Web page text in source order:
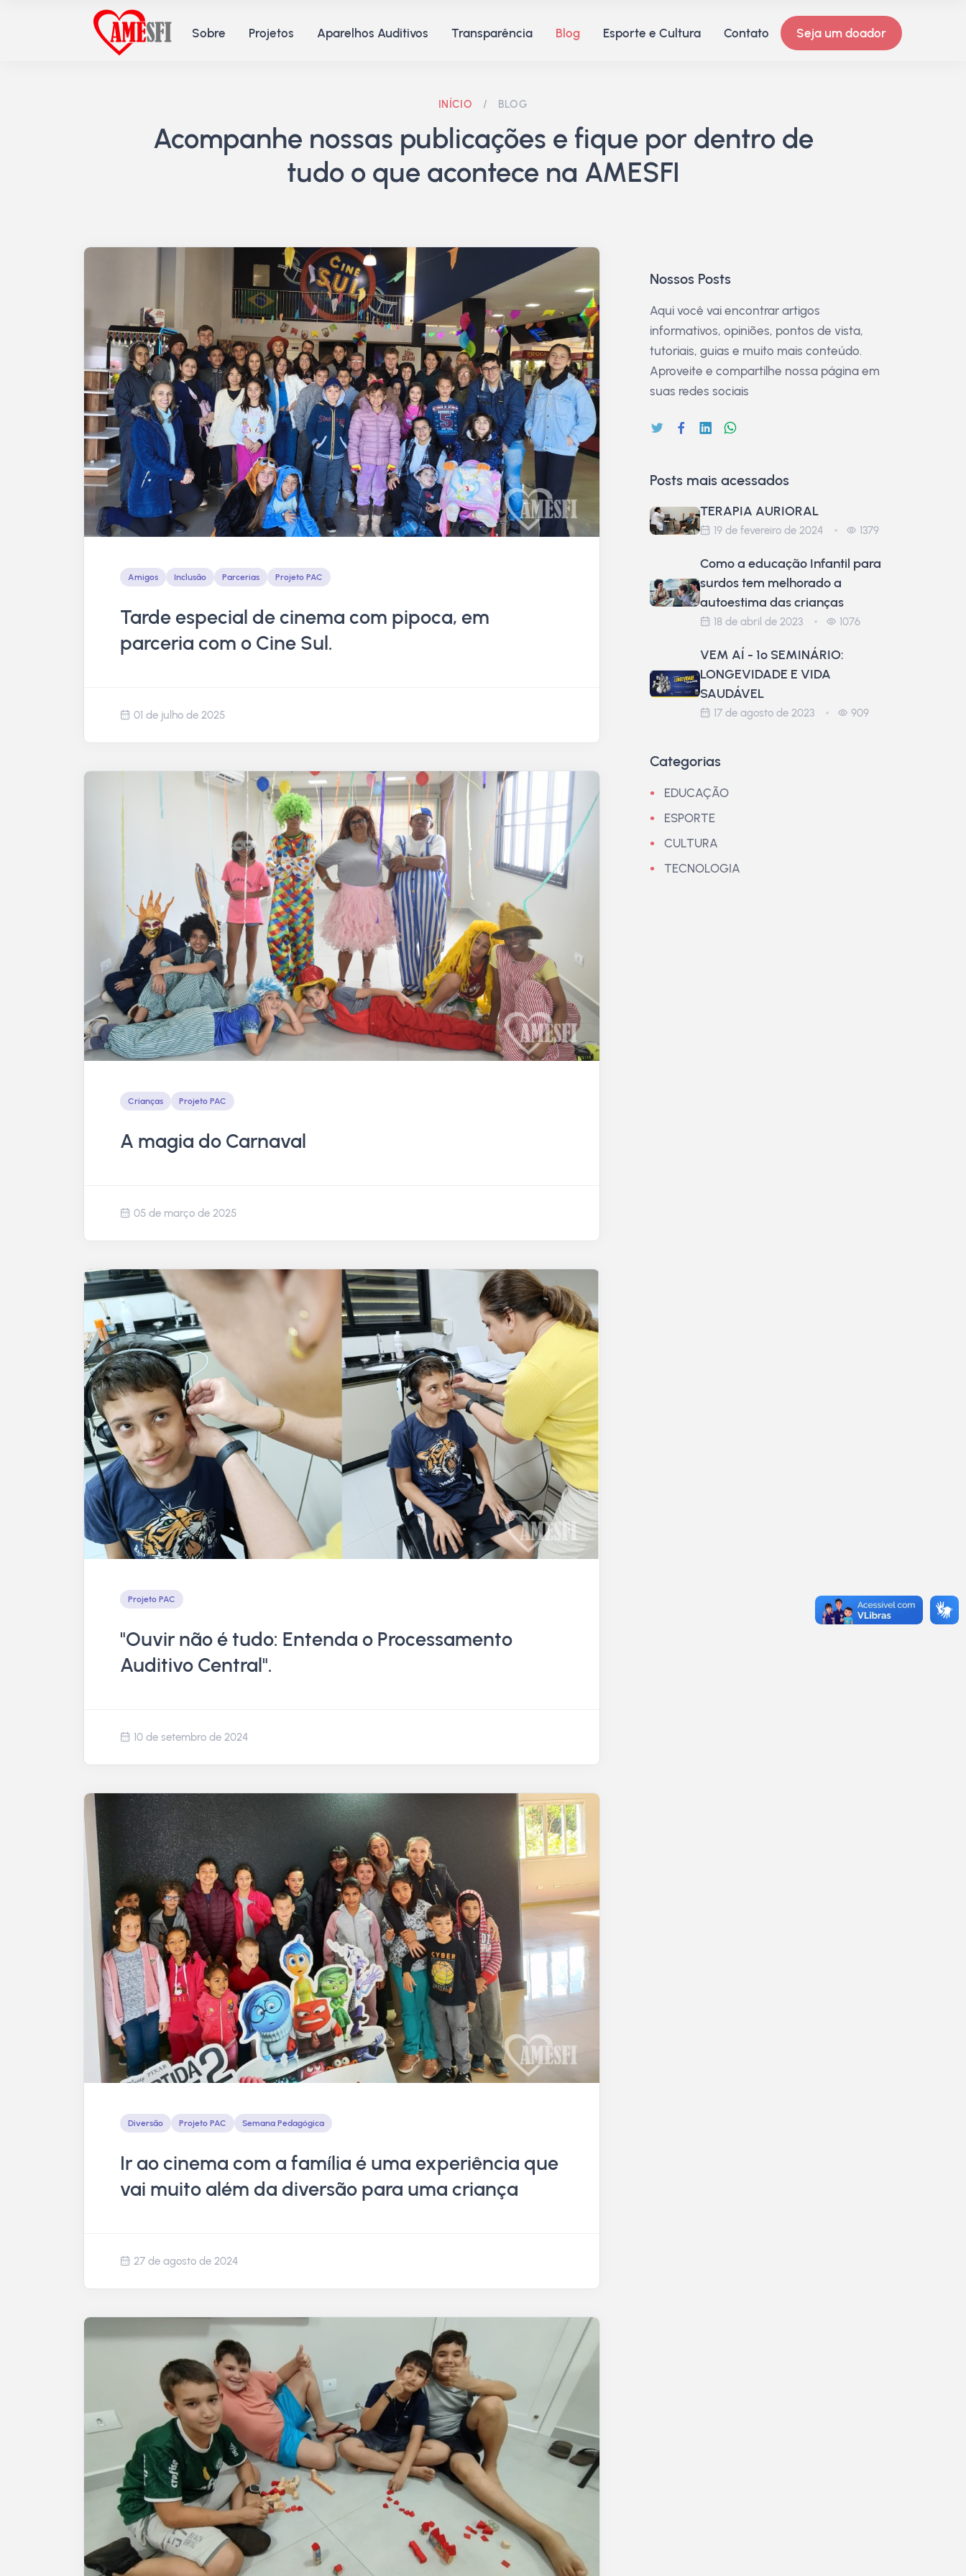
Sobre Projetos Aparelhos Auditivos Transparência Blog Esporte e Cultura Contato Seja um doador
INÍCIO / BLOG
Acompanhe nossas publicações e fique por dentro de
tudo o que acontece na AMESFI
Amigos Inclusão Parcerias Projeto PAC
Tarde especial de cinema com pipoca, em
parceria com o Cine Sul.
01 de julho de 2025
Crianças Projeto PAC
A magia do Carnaval
05 de março de 2025
Projeto PAC
"Ouvir não é tudo: Entenda o Processamento
Auditivo Central".
10 de setembro de 2024
Diversão Projeto PAC Semana Pedagógica
Ir ao cinema com a família é uma experiência que
vai muito além da diversão para uma criança
27 de agosto de 2024
Nossos Posts
Aqui você vai encontrar artigos
informativos, opiniões, pontos de vista,
tutoriais, guias e muito mais conteúdo.
Aproveite e compartilhe nossa página em
suas redes sociais
Posts mais acessados
TERAPIA AURIORAL
19 de fevereiro de 2024 1379
Como a educação Infantil para
surdos tem melhorado a
autoestima das crianças
18 de abril de 2023 1076
VEM AÍ - 1º SEMINÁRIO:
LONGEVIDADE E VIDA
SAUDÁVEL
17 de agosto de 2023 909
Categorias
EDUCAÇÃO
ESPORTE
CULTURA
TECNOLOGIA